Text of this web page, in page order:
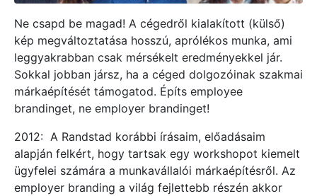
Ne csapd be magad! A cégedről kialakított (külső)
kép megváltoztatása hosszú, aprólékos munka, ami
leggyakrabban csak mérsékelt eredményekkel jár.
Sokkal jobban jársz, ha a céged dolgozóinak szakmai
márkaépítését támogatod. Építs employee
brandinget, ne employer brandinget!
2012: A Randstad korábbi írásaim, előadásaim
alapján felkért, hogy tartsak egy workshopot kiemelt
ügyfelei számára a munkavállalói márkaépítésről. Az
employer branding a világ fejlettebb részén akkor